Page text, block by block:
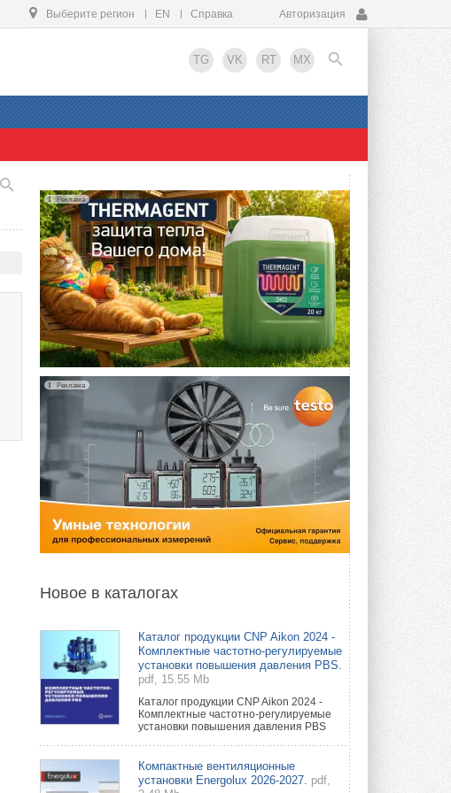
Выберите регион EN Справка Авторизация
TG VK RT MX
EN
Реклама
Реклама
Новое в каталогах
Каталог продукции CNP Aikon 2024 -
Комплектные частотно-регулируемые
установки повышения давления PBS.
pdf, 15.55 Mb
Каталог продукции CNP Aikon 2024 -
Комплектные частотно-регулируемые
установки повышения давления PBS
Компактные вентиляционные
установки Energolux 2026-2027. pdf,